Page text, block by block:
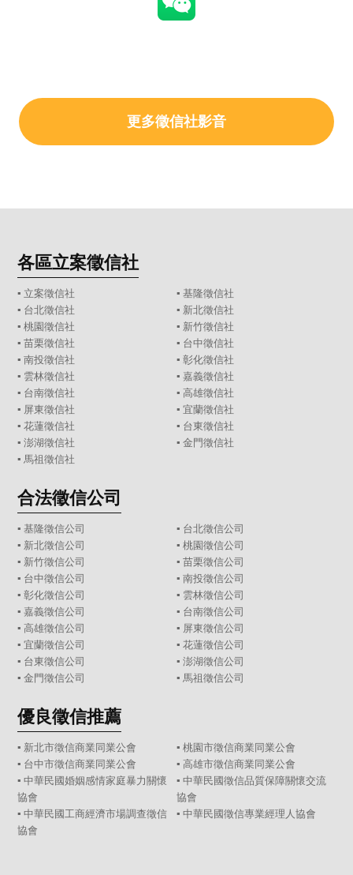
更多徵信社影音
各區立案徵信社
▪ 立案徵信社 ▪ 基隆徵信社
▪ 台北徵信社 ▪ 新北徵信社
▪桃園徵信社 ▪ 新竹徵信社
▪苗栗徵信社 ▪ 台中徵信社
▪南投徵信社 ▪ 彰化徵信社
▪ 雲林徵信社 ▪ 嘉義徵信社
▪ 台南徵信社 ▪ 高雄徵信社
▪ 屏東徵信社 ▪ 宜蘭徵信社
▪花蓮徵信社 ▪ 台東徵信社
▪澎湖徵信社 ▪ 金門徵信社
▪ 馬祖徵信社
合法徵信公司
▪基隆徵信公司 ▪ 台北徵信公司
▪ 新北徵信公司 ▪ 桃園徵信公司
▪ 新竹徵信公司 ▪ 苗栗徵信公司
▪ 台中徵信公司 ▪ 南投徵信公司
▪彰化徵信公司 ▪ 雲林徵信公司
▪嘉義徵信公司 ▪ 台南徵信公司
▪高雄徵信公司 ▪ 屏東徵信公司
▪宜蘭徵信公司 ▪ 花蓮徵信公司
▪ 台東徵信公司 ▪ 澎湖徵信公司
▪金門徵信公司 ▪ 馬祖徵信公司
優良徵信推薦
▪ 新北市徵信商業同業公會
▪ 桃園市徵信商業同業公會
▪ 台中市徵信商業同業公會
▪ 高雄市徵信商業同業公會
▪ 中華民國婚姻感情家庭暴力關懷
協會
▪ 中華民國徵信品質保障關懷交流
協會
▪ 中華民國工商經濟市場調查徵信
協會
▪ 中華民國徵信專業經理人協會